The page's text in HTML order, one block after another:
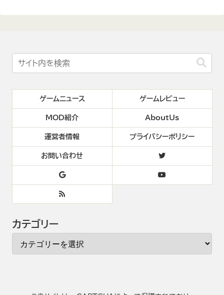
ゲームニュース ゲームレビュー
MOD紹介 AboutUs
運営者情報 プライバシーポリシー
お問い合わせ
カテゴリー